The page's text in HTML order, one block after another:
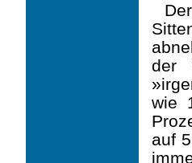
der
wie
auf